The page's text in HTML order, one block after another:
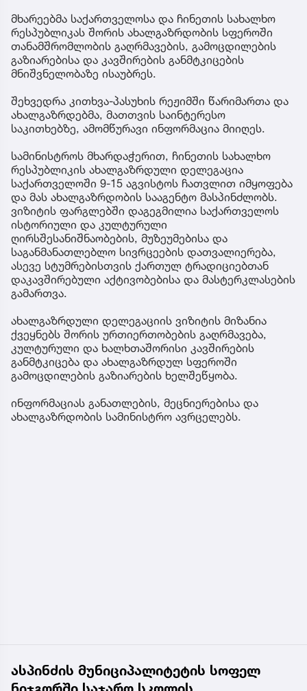
მხარეებმა საქართველოსა და ჩინეთის სახალხო
რესპუბლიკას შორის ახალგაზრდობის სფეროში
თანამშრომლობის გაღრმავების, გამოცდილების
გაზიარებისა და კავშირების განმტკიცების
მნიშვნელობაზე ისაუბრეს.
შეხვედრა კითხვა-პასუხის რეჟიმში წარიმართა და
ახალგაზრდებმა, მათთვის საინტერესო
საკითხებზე, ამომწურავი ინფორმაცია მიიღეს.
სამინისტროს მხარდაჭერით, ჩინეთის სახალხო
რესპუბლიკის ახალგაზრდული დელეგაცია
საქართველოში 9-15 აგვისტოს ჩათვლით იმყოფება
და მას ახალგაზრდობის სააგენტო მასპინძლობს.
ვიზიტის ფარგლებში დაგეგმილია საქართველოს
ისტორიული და კულტურული
ღირსშესანიშნაობების, მუზეუმებისა და
საგანმანათლებლო სივრცეების დათვალიერება,
ასევე სტუმრებისთვის ქართულ ტრადიციებთან
დაკავშირებული აქტივობებისა და მასტერკლასების
გამართვა.
ახალგაზრდული დელეგაციის ვიზიტის მიზანია
ქვეყნებს შორის ურთიერთობების გაღრმავება,
კულტურული და ხალხთაშორისი კავშირების
განმტკიცება და ახალგაზრდულ სფეროში
გამოცდილების გაზიარების ხელშეწყობა.
ინფორმაციას განათლების, მეცნიერებისა და
ახალგაზრდობის სამინისტრო ავრცელებს.
ასპინძის მუნიციპალიტეტის სოფელ